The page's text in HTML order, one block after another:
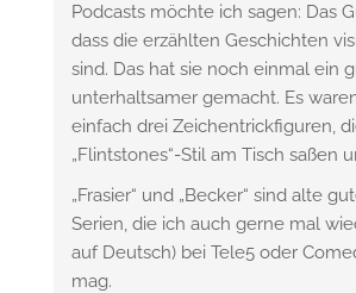
Podcasts möchte ich sagen: Das
dass die erzählten Geschichten
sind. Das hat sie noch einmal ein
unterhaltsamer gemacht. Es
einfach drei Zeichentrickfiguren,
„Flintstones“-Stil am Tisch saßen
„Frasier“ und „Becker“ sind alte
Serien, die ich auch gerne mal
auf Deutsch) bei Tele5 oder
mag.